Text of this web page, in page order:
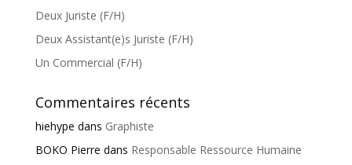
Deux Juriste (F/H)
Deux Assistant(e)s Juriste (F/H)
Un Commercial (F/H)
Commentaires récents
hiehype dans Graphiste
BOKO Pierre dans Responsable Ressource Humaine